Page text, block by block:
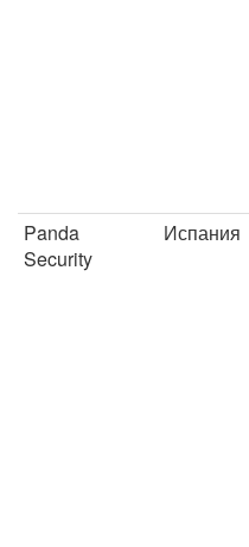
Panda
Security
Испания